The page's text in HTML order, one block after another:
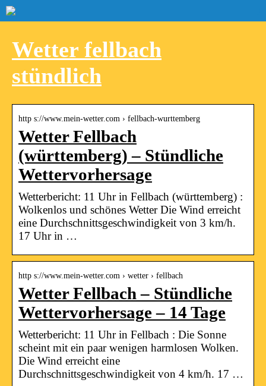
Wetter fellbach
stündlich
http s://www.mein-wetter.com › fellbach-wurttemberg
Wetter Fellbach
(württemberg) – Stündliche
Wettervorhersage
Wetterbericht: 11 Uhr in Fellbach (württemberg) :
Wolkenlos und schönes Wetter Die Wind erreicht
eine Durchschnittsgeschwindigkeit von 3 km/h.
17 Uhr in …
http s://www.mein-wetter.com › wetter › fellbach
Wetter Fellbach – Stündliche
Wettervorhersage – 14 Tage
Wetterbericht: 11 Uhr in Fellbach : Die Sonne
scheint mit ein paar wenigen harmlosen Wolken.
Die Wind erreicht eine
Durchschnittsgeschwindigkeit von 4 km/h. 17 …